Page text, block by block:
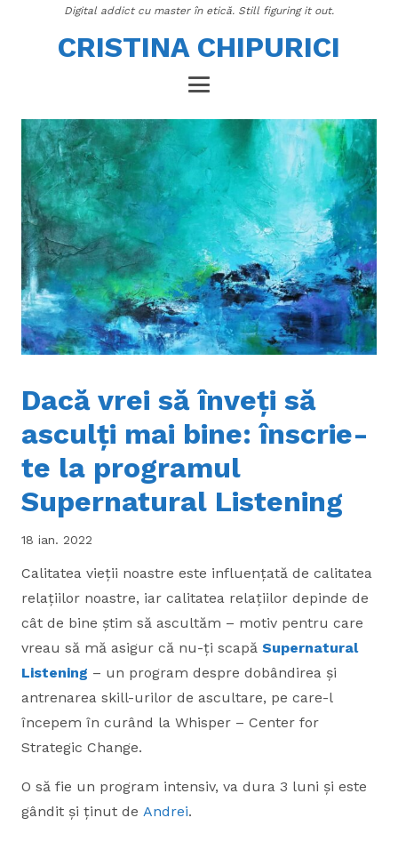
Digital addict cu master în etică. Still figuring it out.
CRISTINA CHIPURICI
Dacă vrei să înveți să
asculți mai bine: înscrie-
te la programul
Supernatural Listening
18 ian. 2022
Calitatea vieții noastre este influențată de calitatea
relațiilor noastre, iar calitatea relațiilor depinde de
cât de bine știm să ascultăm – motiv pentru care
vreau să mă asigur că nu-ți scapă Supernatural
Listening – un program despre dobândirea și
antrenarea skill-urilor de ascultare, pe care-l
începem în curând la Whisper – Center for
Strategic Change.
O să fie un program intensiv, va dura 3 luni și este
gândit și ținut de Andrei.